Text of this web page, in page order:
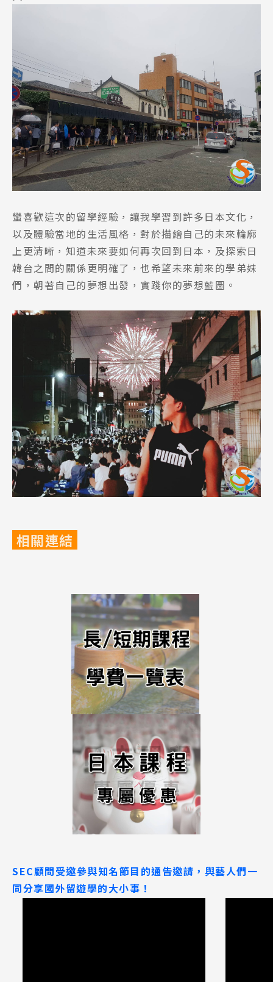
蠻喜歡這次的留學經驗，讓我學習到許多日本文化，
以及體驗當地的生活風格，對於描繪自己的未來輪廓
上更清晰，知道未來要如何再次回到日本，及探索日
韓台之間的關係更明確了，也希望未來前來的學弟妹
們，朝著自己的夢想出發，實踐你的夢想藍圖。
相關連結
SEC顧問受邀參與知名節目的通告邀請，與藝人們一
同分享國外留遊學的大小事！